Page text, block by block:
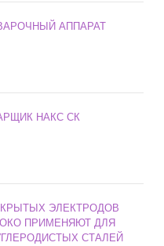
АППАРАТ
НАКС СК
ЭЛЕКТРОДОВ
ПРИМЕНЯЮТ ДЛЯ
СТАЛЕЙ